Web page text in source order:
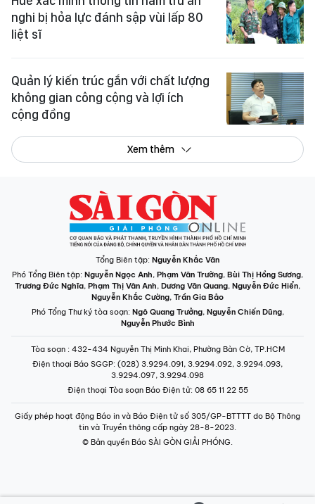
nghi bị hỏa lực đánh sập vùi lấp 80
liệt sĩ
Quản lý kiến trúc gắn với chất lượng
không gian công cộng và lợi ích
cộng đồng
Xem thêm
Tổng Biên tập: Nguyễn Khắc Văn
Phó Tổng Biên tập: Nguyễn Ngọc Anh, Phạm Văn Trường, Bùi Thị Hồng Sương,
Trương Đức Nghĩa, Phạm Thị Vân Anh, Dương Văn Quang, Nguyễn Đức Hiển,
Nguyễn Khắc Cường, Trần Gia Bảo
Phó Tổng Thư ký tòa soạn: Ngô Quang Trưởng, Nguyễn Chiến Dũng,
Nguyễn Phước Bình
Tòa soạn : 432-434 Nguyễn Thị Minh Khai, Phường Bàn Cờ, TP.HCM
Điện thoại Báo SGGP: (028) 3.9294.091, 3.9294.092, 3.9294.093,
3.9294.097, 3.9294.098
Điện thoại Tòa soạn Báo Điện tử: 08 65 11 22 55
Giấy phép hoạt động Báo in và Báo Điện tử số 305/GP-BTTTT do Bộ Thông
tin và Truyền thông cấp ngày 28-8-2023.
© Bản quyền Báo SÀI GÒN GIẢI PHÓNG.